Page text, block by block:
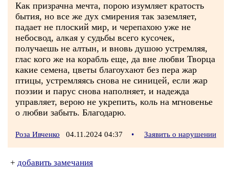
Как призрачна мечта, порою изумляет кратость
бытия, но все же дух смирения так заземляет,
падает не плоский мир, и черепахою уже не
небосвод, алкая у судьбы всего кусочек,
получаешь не алтын, и вновь душою устремляя,
глас кого же на корабль еще, да вне любви Творца
какие семена, цветы благоухают без пера жар
птицы, устремляясь снова не синицей, если жар
поэзии и парус снова наполняет, и надежда
управляет, верою не укрепить, коль на мгновенье
о любви забыть. Благодарю.
Роза Ивченко 04.11.2024 04:37 • Заявить о нарушении
+ добавить замечания